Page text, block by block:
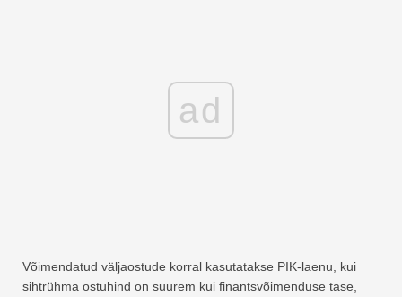
ad
Võimendatud väljaostude korral kasutatakse PIK-laenu, kui
sihtrühma ostuhind on suurem kui finantsvõimenduse tase,